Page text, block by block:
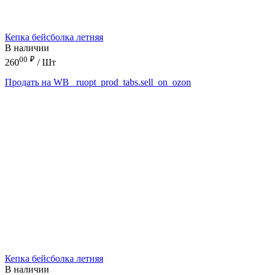
Кепка бейсболка летняя
В наличии
26000 ₽ / Шт
Продать на WB
_ruopt_prod_tabs.sell_on_ozon
Кепка бейсболка летняя
В наличии